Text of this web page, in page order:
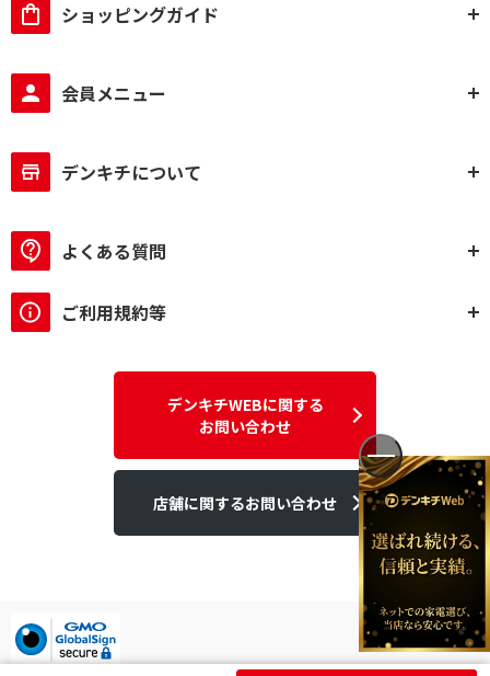
ショッピングガイド
会員メニュー
デンキチについて
よくある質問
ご利用規約等
デンキチWEBに関する
お問い合わせ
店舗に関するお問い合わせ